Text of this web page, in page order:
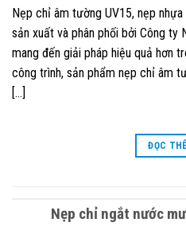
Nẹp chỉ âm tường UV15, nẹp
sản xuất và phân phối bởi Công ty
mang đến giải pháp hiệu quả hơn
công trình, sản phẩm nẹp chỉ âm
[…]
ĐỌC
Nẹp chỉ ngắt nước